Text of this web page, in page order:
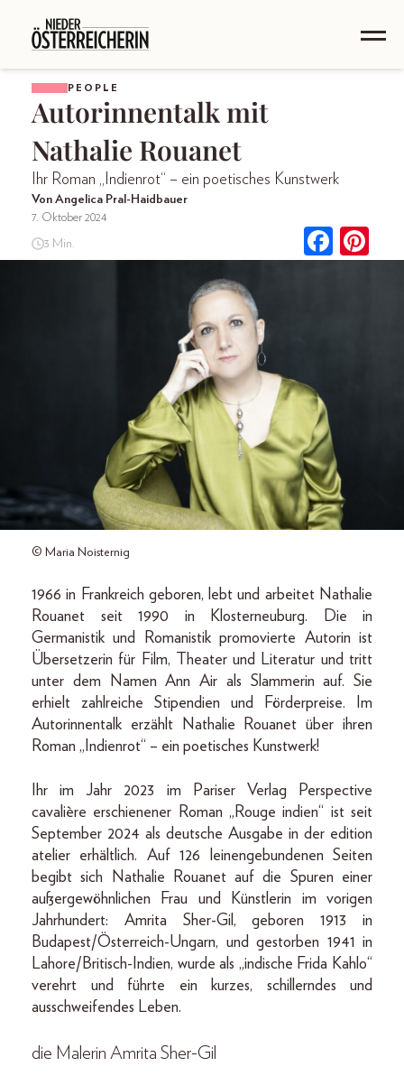
PEOPLE
Autorinnentalk mit
Nathalie Rouanet
Ihr Roman „Indienrot“ – ein poetisches Kunstwerk
Von Angelica Pral-Haidbauer
7. Oktober 2024
3 Min.
© Maria Noisternig
1966 in Frankreich geboren, lebt und arbeitet Nathalie
Rouanet seit 1990 in Klosterneuburg. Die in
Germanistik und Romanistik promovierte Autorin ist
Übersetzerin für Film, Theater und Literatur und tritt
unter dem Namen Ann Air als Slammerin auf. Sie
erhielt zahlreiche Stipendien und Förderpreise. Im
Autorinnentalk erzählt Nathalie Rouanet über ihren
Roman „Indienrot“ – ein poetisches Kunstwerk!
Ihr im Jahr 2023 im Pariser Verlag Perspective
cavalière erschienener Roman „Rouge indien“ ist seit
September 2024 als deutsche Ausgabe in der edition
atelier erhältlich. Auf 126 leinengebundenen Seiten
begibt sich Nathalie Rouanet auf die Spuren einer
außergewöhnlichen Frau und Künstlerin im vorigen
Jahrhundert: Amrita Sher-Gil, geboren 1913 in
Budapest/Österreich-Ungarn, und gestorben 1941 in
Lahore/Britisch-Indien, wurde als „indische Frida Kahlo“
verehrt und führte ein kurzes, schillerndes und
ausschweifendes Leben.
die Malerin Amrita Sher-Gil